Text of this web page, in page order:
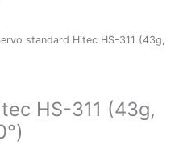
standard Hitec HS-311 (43g,
HS-311 (43g,